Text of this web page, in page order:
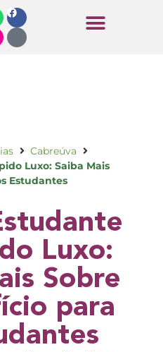
Cabreúva
Luxo: Saiba Mais
Estudantes
Luxo:
Sobre
para